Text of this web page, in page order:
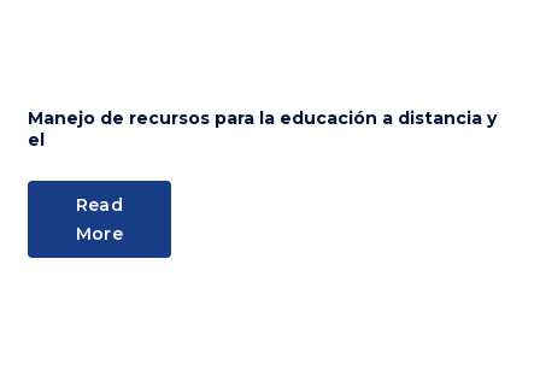
Manejo de recursos para la educación a distancia y
el
Read
More